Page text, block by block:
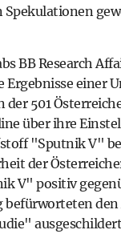
Spekulationen
BB Research
Ergebnisse einer
501
über ihre
"Sputnik V"
der
V" positiv
befürworteten